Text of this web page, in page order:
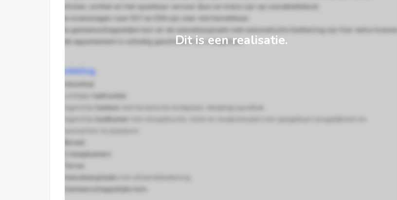
Dit is een realisatie.
scholen, winkel en het openbaar vervoer (bus en trein) zijn op wandelafstand,
de invalswegen naar E17 en E34 zijn zeer vlot bereikbaar.
De gemeenschappelijke tuin en de autostaanplaats met automatische bediening zijn hier extra troeven.
Het appartement is volledig geschilderd en instapklaar.
Indeling
leefruimte
keuken
badkamer
. Bureel
. 2 slaapkamers
. Terras
Autostaanplaats
Gemeenschappelijke tuin